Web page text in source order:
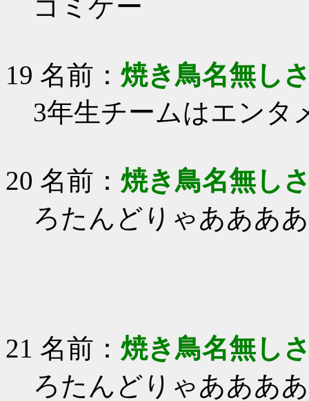
ゴミゲー
19 名前： 焼き鳥名無し
3年生チームはエンタ
20 名前： 焼き鳥名無し
ろたんどりゃあああ
21 名前： 焼き鳥名無し
ろたんどりゃあああ